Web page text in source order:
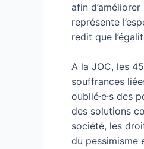
afin
représente
redit que
A la JOC, les
souffrances
oublié·e·s des
des solutions
société, les
du pessimisme